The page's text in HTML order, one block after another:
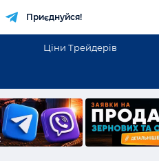
Приєднуйся!
Ціни Трейдерів